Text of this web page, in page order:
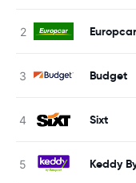
Europcar
Budget
Sixt
Keddy